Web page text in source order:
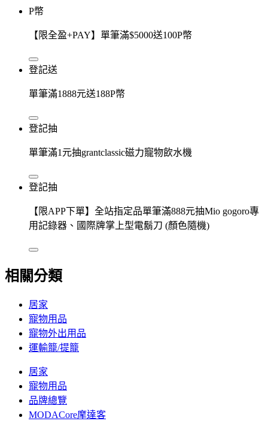
P幣
【限全盈+PAY】單筆滿$5000送100P幣
登記送
單筆滿1888元送188P幣
登記抽
單筆滿1元抽grantclassic磁力寵物飲水機
登記抽
【限APP下單】全站指定品單筆滿888元抽Mio gogoro專
用記錄器、國際牌掌上型電鬍刀 (顏色隨機)
相關分類
居家
寵物用品
寵物外出用品
運輸籠/提籠
居家
寵物用品
品牌總覽
MODACore摩達客